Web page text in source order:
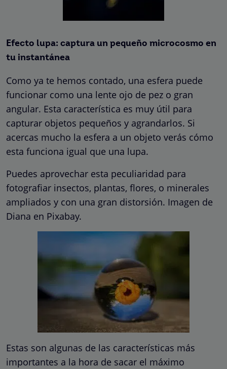
Efecto lupa: captura un pequeño microcosmo en
tu instantánea
Como ya te hemos contado, una esfera puede
funcionar como una lente ojo de pez o gran
angular. Esta característica es muy útil para
capturar objetos pequeños y agrandarlos. Si
acercas mucho la esfera a un objeto verás cómo
esta funciona igual que una lupa.
Puedes aprovechar esta peculiaridad para
fotografiar insectos, plantas, flores, o minerales
ampliados y con una gran distorsión. Imagen de
Diana en Pixabay.
Estas son algunas de las características más
importantes a la hora de sacar el máximo